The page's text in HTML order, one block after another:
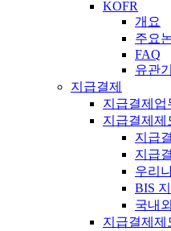
KOFR
개요
주요
FAQ
유관
지급결제
지급결제업
지급결제제
지급
지급
우리
BIS
국내
지급결제제